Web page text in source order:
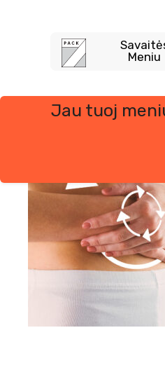
Meniu
Jau tuoj